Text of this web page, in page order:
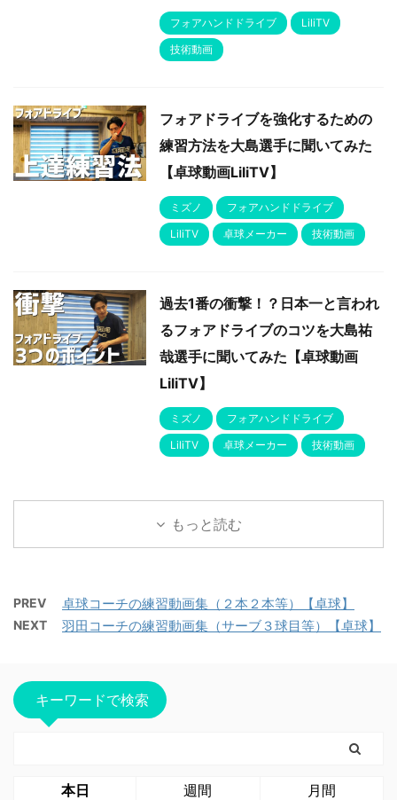
フォアハンドドライブ
LiliTV
技術動画
フォアドライブを強化するための
練習方法を大島選手に聞いてみた
【卓球動画LiliTV】
ミズノ
フォアハンドドライブ
LiliTV
卓球メーカー 技術動画
過去1番の衝撃！？日本一と言われ
るフォアドライブのコツを大島祐
哉選手に聞いてみた【卓球動画
LiliTV】
ミズノ
フォアハンドドライブ
LiliTV
卓球メーカー 技術動画
もっと読む
PREV 卓球コーチの練習動画集（２本２本等）【卓球】
NEXT 羽田コーチの練習動画集（サーブ３球目等）【卓球】
キーワードで検索
本日 週間 月間